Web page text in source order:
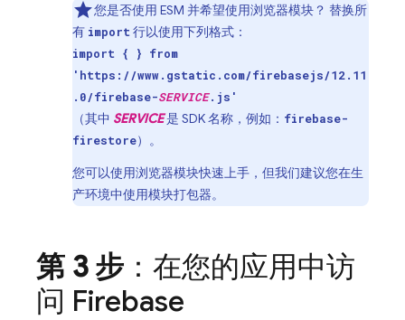
您是否使用 ESM 并希望使用浏览器模块？ 替换所
有 import 行以使用下列格式：
import { } from
'https://www.gstatic.com/firebasejs/12.11
.0/firebase-SERVICE.js'
（其中 SERVICE是 SDK 名称，例如： firebase-
firestore）。
您可以使用浏览器模块快速上手，但我们建议您在生
产环境中使用模块打包器。
第 3 步 ：在您的应用中访
问 Firebase